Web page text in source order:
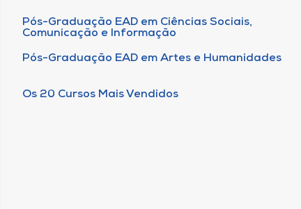
Pós-Graduação EAD em Ciências Sociais,
Comunicação e Informação
Pós-Graduação EAD em Artes e Humanidades
Os 20 Cursos Mais Vendidos